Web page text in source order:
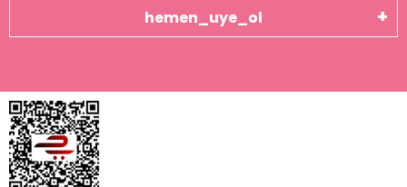
hemen_uye_ol